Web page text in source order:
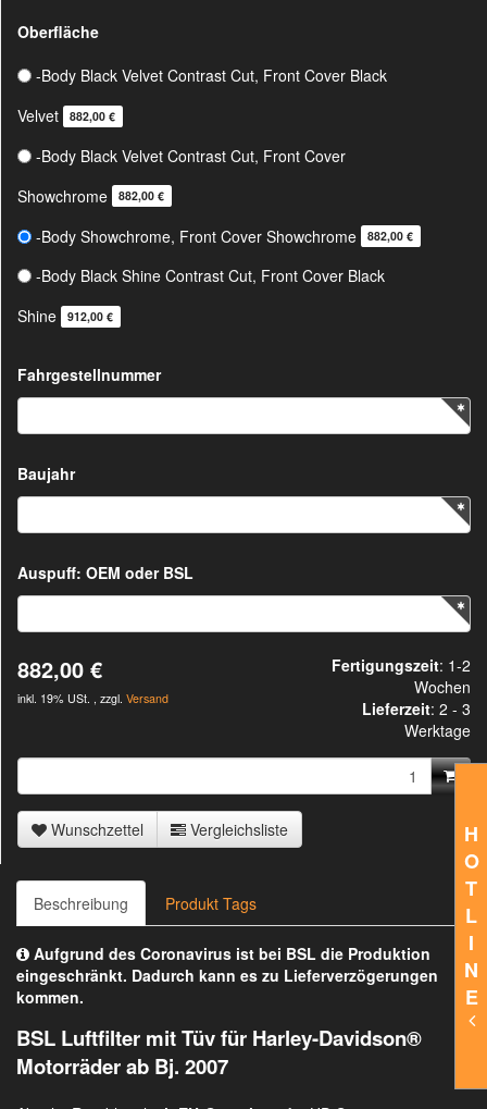
H
O
T
L
I
N
E
Oberfläche
-Body Black Velvet Contrast Cut, Front Cover Black
Velvet
882,00 €
-Body Black Velvet Contrast Cut, Front Cover
Showchrome
882,00 €
-Body Showchrome, Front Cover Showchrome 882,00 €
-Body Black Shine Contrast Cut, Front Cover Black
Shine
912,00 €
Fahrgestellnummer
Baujahr
Auspuff: OEM oder BSL
882,00 €
inkl. 19% USt. , zzgl. Versand
Fertigungszeit: 1-2
Wochen
Lieferzeit: 2 - 3
Werktage
Wunschzettel Vergleichsliste
Beschreibung Produkt Tags
Aufgrund des Coronavirus ist bei BSL die Produktion
eingeschränkt. Dadurch kann es zu Lieferverzögerungen
kommen.
BSL Luftfilter mit Tüv für Harley-Davidson®
Motorräder ab Bj. 2007